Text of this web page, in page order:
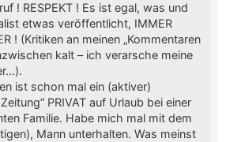
! RESPEKT ! Es ist egal, was und
etwas veröffentlicht, IMMER
! (Kritiken an meinen „Kommentaren
kalt – ich verarsche meine
ist schon mal ein (aktiver)
PRIVAT auf Urlaub bei einer
Familie. Habe mich mal mit dem
Mann unterhalten. Was meinst